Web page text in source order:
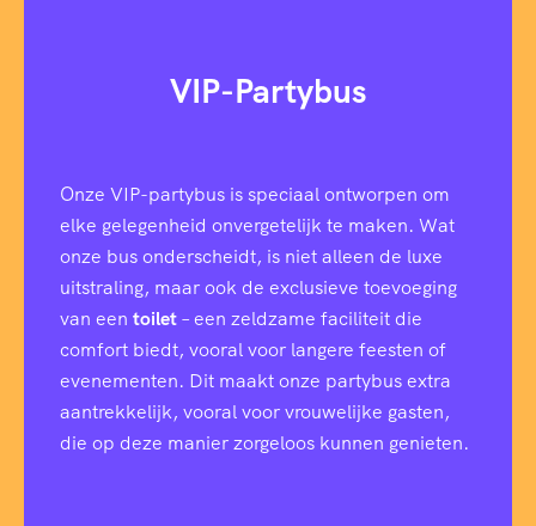
VIP-Partybus
Onze VIP-partybus is speciaal ontworpen om
elke gelegenheid onvergetelijk te maken. Wat
onze bus onderscheidt, is niet alleen de luxe
uitstraling, maar ook de exclusieve toevoeging
van een toilet– een zeldzame faciliteit die
comfort biedt, vooral voor langere feesten of
evenementen. Dit maakt onze partybus extra
aantrekkelijk, vooral voor vrouwelijke gasten,
die op deze manier zorgeloos kunnen genieten.